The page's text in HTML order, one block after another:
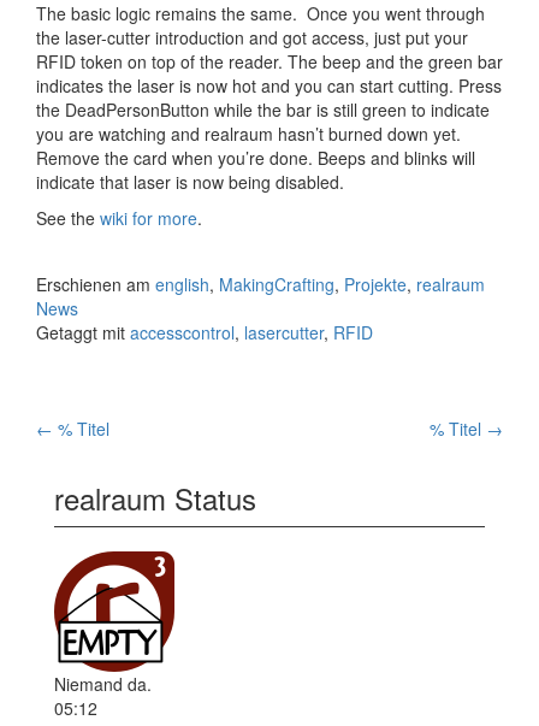
The basic logic remains the same. Once you went through
the laser-cutter introduction and got access, just put your
RFID token on top of the reader. The beep and the green bar
indicates the laser is now hot and you can start cutting. Press
the DeadPersonButton while the bar is still green to indicate
you are watching and realraum hasn’t burned down yet.
Remove the card when you’re done. Beeps and blinks will
indicate that laser is now being disabled.
See the wiki for more.
Erschienen am english, MakingCrafting, Projekte, realraum
News
Getaggt mit accesscontrol, lasercutter, RFID
← % Titel % Titel →
realraum Status
Niemand da.
05:12